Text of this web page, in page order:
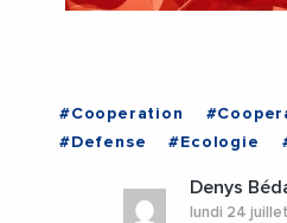
#Cooperation
#Defense
#Ecologie
#RecepErdoAn
Denys
lundi 24